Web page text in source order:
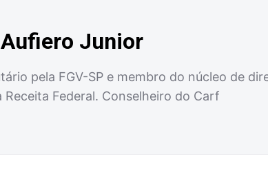
Junior
pela FGV-SP e membro do núcleo de
Federal. Conselheiro do Carf